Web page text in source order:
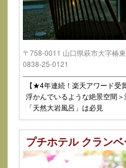
〒758-0011 山口県萩市大字椿
0838-25-0121
【★4年連続！楽天アワード受
浮かんでいるような絶景空間＞
「天然大岩風呂」は必見
プチホテル クラン